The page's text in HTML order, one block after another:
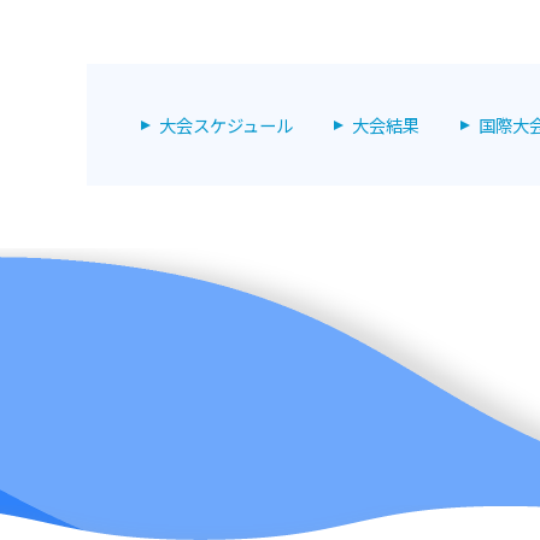
大会スケジュール 大会結果 国際大